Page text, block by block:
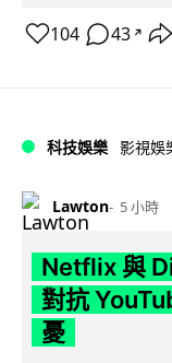
104 43 ↗
科技娛樂 影視娛
Lawton 5 小時
Netflix 與
對抗
憂